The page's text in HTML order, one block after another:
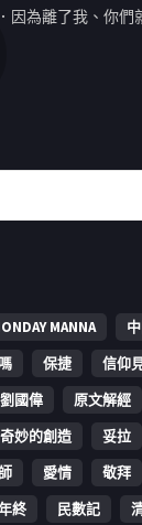
因為離了我、你們
MANNA
保捷 信仰
劉國偉 原文解經
奇妙的創造 妥拉
愛情 敬拜
終 民數記